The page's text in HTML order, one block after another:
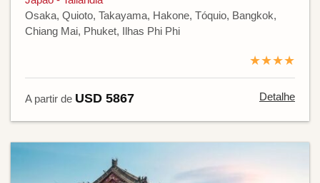
Osaka, Quioto, Takayama, Hakone, Tóquio, Bangkok,
Chiang Mai, Phuket, Ilhas Phi Phi
★★★★
A partir de USD 5867 Detalhe